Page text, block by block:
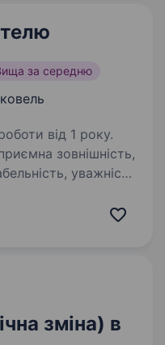
за середню
від 1 року.
зовнішність,
уважність
роботи: зміна 12
зміна) в